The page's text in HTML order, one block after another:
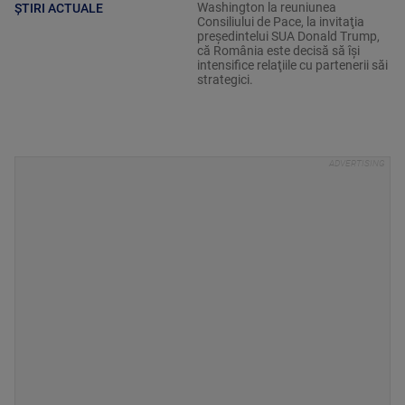
ȘTIRI ACTUALE
Washington la reuniunea
Consiliului de Pace, la invitaţia
preşedintelui SUA Donald Trump,
că România este decisă să îşi
intensifice relaţiile cu partenerii săi
strategici.